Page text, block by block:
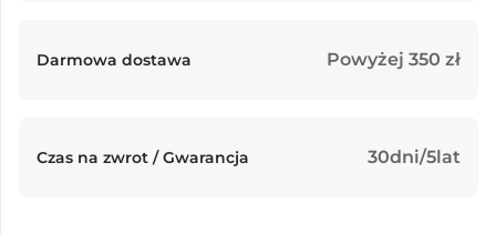
Darmowa dostawa Powyżej 350 zł
Czas na zwrot / Gwarancja 30dni/5lat